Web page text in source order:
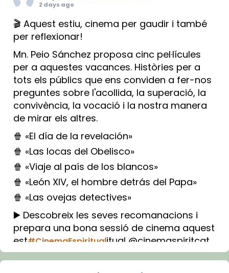
2 days ago
🎬 Aquest estiu, cinema per gaudir i també
per reflexionar!
Mn. Peio Sánchez proposa cinc pel·lícules
per a aquestes vacances. Històries per a
tots els públics que ens conviden a fer-nos
preguntes sobre l'acollida, la superació, la
convivència, la vocació i la nostra manera
de mirar els altres.
🍿 «El día de la revelación»
🍿 «Las locas del Obelisco»
🍿 «Viaje al país de los blancos»
🍿 «León XIV, el hombre detrás del Papa»
🍿 «Las ovejas detectives»
▶️ Descobreix les seves recomanacions i
prepara una bona sessió de cinema aquest
est#CinemaEspiritualitual @cinemaspiritcat
Imatge: Generada amb IA (OpenAI)